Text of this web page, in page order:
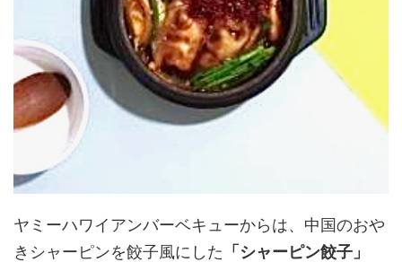
ヤミーハワイアンバーベキューからは、中国のおや
きシャーピンを餃子風にした 「シャーピン餃子」